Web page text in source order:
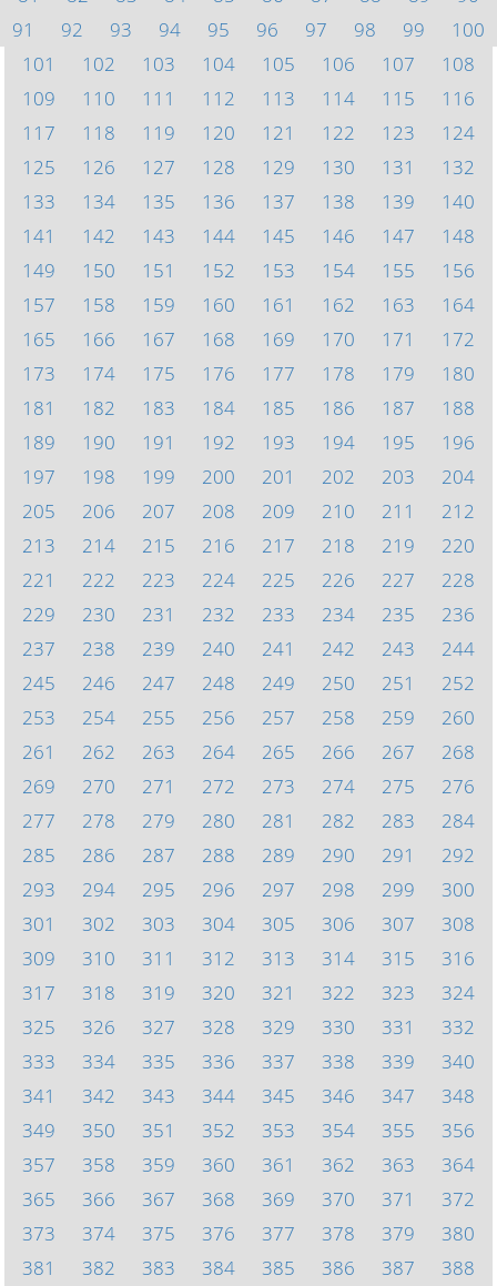
91
92 93 94 95 96 97 98 99
100
101
102 103 104 105 106 107
108
109
110 111 112 113 114 115
116
117
118 119 120 121 122 123
124
125
126 127 128 129 130 131
132
133
134 135 136 137 138 139
140
141
142 143 144 145 146 147
148
149
150 151 152 153 154 155
156
157
158 159 160 161 162 163
164
165
166 167 168 169 170 171
172
173
174 175 176 177 178 179
180
181
182 183 184 185 186 187
188
189
190 191 192 193 194 195
196
197
198 199 200 201 202 203
204
205
206 207 208 209 210 211
212
213
214 215 216 217 218 219
220
221
222 223 224 225 226 227
228
229
230 231 232 233 234 235
236
237
238 239 240 241 242 243
244
245
246 247 248 249 250 251
252
253
254 255 256 257 258 259
260
261
262 263 264 265 266 267
268
269
270 271 272 273 274 275
276
277
278 279 280 281 282 283
284
285
286 287 288 289 290 291
292
293
294 295 296 297 298 299
300
301
302 303 304 305 306 307
308
309
310 311 312 313 314 315
316
317
318 319 320 321 322 323
324
325
326 327 328 329 330 331
332
333
334 335 336 337 338 339
340
341
342 343 344 345 346 347
348
349
350 351 352 353 354 355
356
357
358 359 360 361 362 363
364
365
366 367 368 369 370 371
372
373
374 375 376 377 378 379
380
381
382 383 384 385 386 387 388